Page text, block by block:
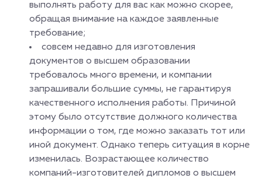
выполнять работу для вас как можно скорее,
обращая внимание на каждое заявленные
требование;
совсем недавно для изготовления
документов о высшем образовании
требовалось много времени, и компании
запрашивали большие суммы, не гарантируя
качественного исполнения работы. Причиной
этому было отсутствие должного количества
информации о том, где можно заказать тот или
иной документ. Однако теперь ситуация в корне
изменилась. Возрастающее количество
компаний-изготовителей дипломов о высшем